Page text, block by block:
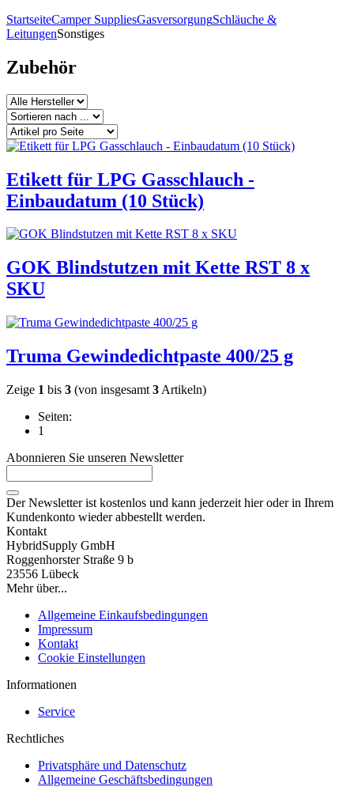
StartseiteCamper SuppliesGasversorgungSchläuche &
LeitungenSonstiges
Zubehör
Etikett für LPG Gasschlauch -
Einbaudatum (10 Stück)
GOK Blindstutzen mit Kette RST 8 x
SKU
Truma Gewindedichtpaste 400/25 g
Zeige 1 bis 3 (von insgesamt 3 Artikeln)
Seiten:
1
Abonnieren Sie unseren Newsletter
Der Newsletter ist kostenlos und kann jederzeit hier oder in Ihrem
Kundenkonto wieder abbestellt werden.
Kontakt
HybridSupply GmbH
Roggenhorster Straße 9 b
23556 Lübeck
Mehr über...
Allgemeine Einkaufsbedingungen
Impressum
Kontakt
Cookie Einstellungen
Informationen
Service
Rechtliches
Privatsphäre und Datenschutz
Allgemeine Geschäftsbedingungen